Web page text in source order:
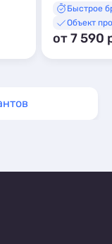
Быстрое
Объект
от 7 590